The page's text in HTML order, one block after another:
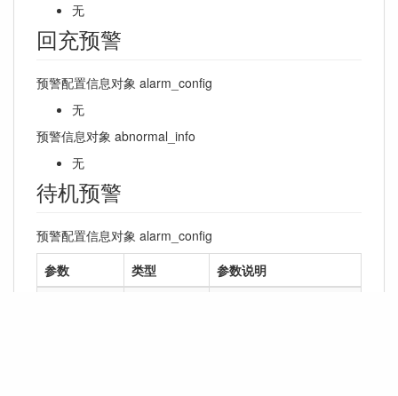
无
回充预警
预警配置信息对象 alarm_config
无
预警信息对象 abnormal_info
无
待机预警
预警配置信息对象 alarm_config
参数
类型
参数说明